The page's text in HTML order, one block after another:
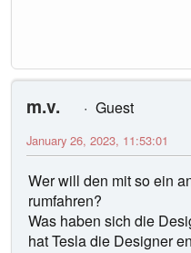
m.v.
Guest
January 26, 2023, 11:53:01
Wer will den mit so ein
rumfahren?
Was haben sich die
hat Tesla die Designer